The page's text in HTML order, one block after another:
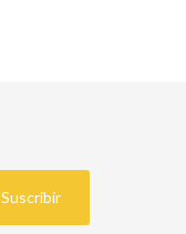
Suscribir